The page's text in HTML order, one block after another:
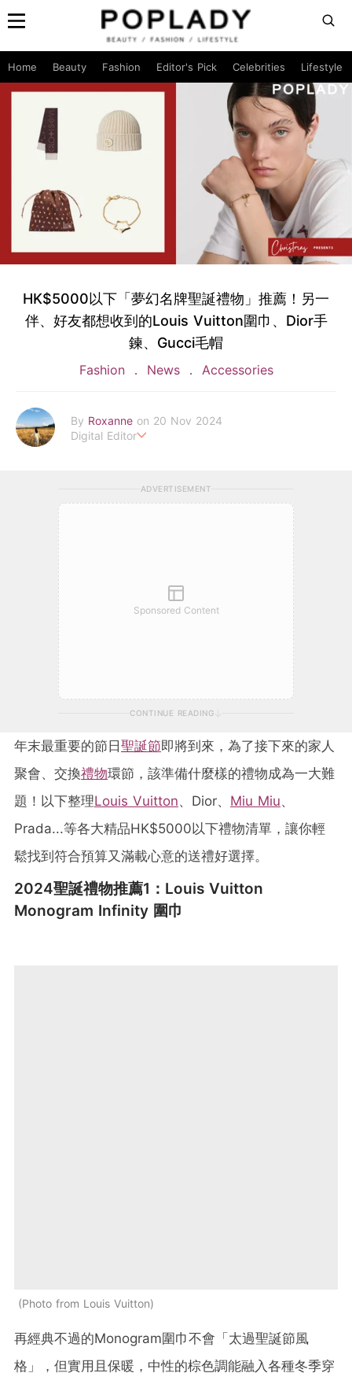
Home Beauty Fashion Editor's Pick Celebrities Lifestyle
HK$5000以下「夢幻名牌聖誕禮物」推薦！另一
伴、好友都想收到的Louis Vuitton圍巾、Dior手
鍊、Gucci毛帽
Fashion News Accessories
By Roxanne on 20 Nov 2024
Digital Editor
roxanne.lee@poplady-mag.com
ADVERTISEMENT
Sponsored Content
CONTINUE READING
年末最重要的節日聖誕節即將到來，為了接下來的家人
聚會、交換禮物環節，該準備什麼樣的禮物成為一大難
題！以下整理Louis Vuitton、Dior、 Miu Miu、
Prada...等各大精品HK$5000以下禮物清單，讓你輕
鬆找到符合預算又滿載心意的送禮好選擇。
2024聖誕禮物推薦1：Louis Vuitton
Monogram Infinity 圍巾
Photo from Louis Vuitton
再經典不過的Monogram圍巾不會「太過聖誕節風
格」，但實用且保暖，中性的棕色調能融入各種冬季穿